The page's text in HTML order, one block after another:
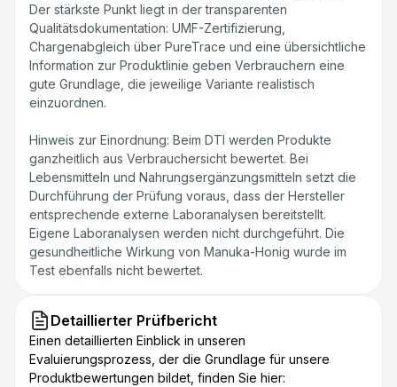
Der stärkste Punkt liegt in der transparenten
Qualitätsdokumentation: UMF-Zertifizierung,
Chargenabgleich über PureTrace und eine übersichtliche
Information zur Produktlinie geben Verbrauchern eine
gute Grundlage, die jeweilige Variante realistisch
einzuordnen.
Hinweis zur Einordnung: Beim DTI werden Produkte
ganzheitlich aus Verbrauchersicht bewertet. Bei
Lebensmitteln und Nahrungsergänzungsmitteln setzt die
Durchführung der Prüfung voraus, dass der Hersteller
entsprechende externe Laboranalysen bereitstellt.
Eigene Laboranalysen werden nicht durchgeführt. Die
gesundheitliche Wirkung von Manuka-Honig wurde im
Test ebenfalls nicht bewertet.
Detaillierter Prüfbericht
Einen detaillierten Einblick in unseren
Evaluierungsprozess, der die Grundlage für unsere
Produktbewertungen bildet, finden Sie hier: